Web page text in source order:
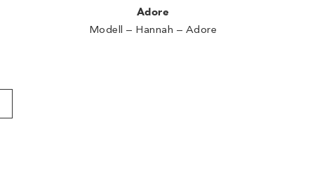
Adore
Modell – Hannah – Adore